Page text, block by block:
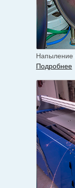
Напыление
Подробнее